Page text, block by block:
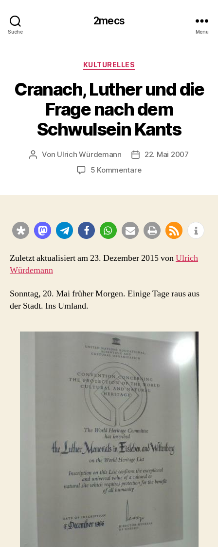
Suche
2mecs
Menü
Kategorien
KULTURELLES
Cranach, Luther und die
Frage nach dem
Schwulsein Kants
Beitragsautor
Von Ulrich Würdemann Beitragsdatum
22. Mai 2007
5 Kommentarezu
Frage
nach
Schwulsein
Zuletzt aktualisiert am 23. Dezember 2015 vonUlrich
Würdemann
Sonntag, 20. Mai früher Morgen. Einige Tage raus aus
der Stadt. Ins Umland.